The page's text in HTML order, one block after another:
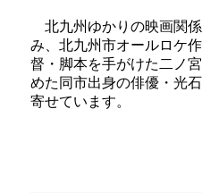
北九州ゆかりの映画関
み、北九州市オールロケ
督・脚本を手がけた二ノ
めた同市出身の俳優・光
寄せています。